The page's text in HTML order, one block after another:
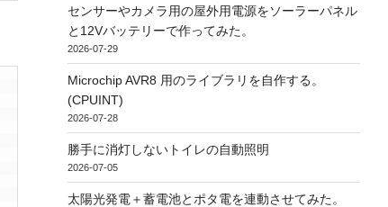
センサーやカメラ用の屋外用電源をソーラーパネル
と12Vバッテリーで作ってみた。
2026-07-29
Microchip AVR8 用のライブラリを自作する。
(CPUINT)
2026-07-28
勝手に消灯しないトイレの自動照明
2026-07-05
太陽光発電＋蓄電池とポタ電を連動させてみた。